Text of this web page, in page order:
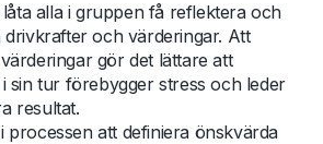
alla i gruppen få reflektera och
drivkrafter och värderingar. Att
gör det lättare att
sin tur förebygger stress och leder
resultat.
processen att definiera önskvärda